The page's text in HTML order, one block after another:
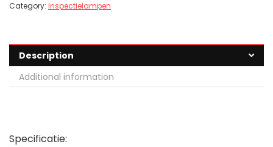
Category: Inspectielampen
Description
Additional information
Specificatie: